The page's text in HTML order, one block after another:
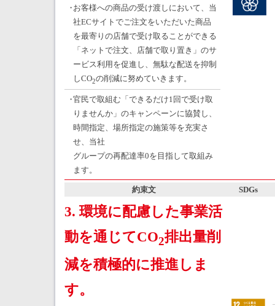
・お客様への商品の受け渡しにおいて、当
社ECサイトでご注文をいただいた商品
を最寄りの店舗で受け取ることができる
「ネットで注文、店舗で取り置き」のサ
ービス利用を促進し、無駄な配送を抑制
しCO2の削減に努めていきます。
・官民で取組む「できるだけ1回で受け取
りませんか」のキャンペーンに協賛し、
時間指定、場所指定の施策等を充実さ
せ、当社
グループの再配達率0を目指して取組み
ます。
約束文 SDGs
3. 環境に配慮した事業活
動を通じてCO2排出量削
減を積極的に推進しま
す。